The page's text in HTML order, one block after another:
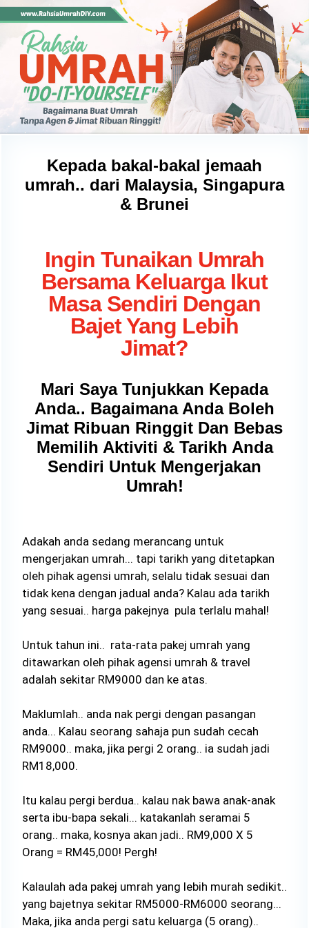
Kepada bakal-bakal jemaah
umrah.. dari Malaysia, Singapura
& Brunei
Ingin Tunaikan Umrah
Bersama Keluarga Ikut
Masa Sendiri Dengan
Bajet Yang Lebih
Jimat?
Mari Saya Tunjukkan Kepada
Anda.. Bagaimana Anda Boleh
Jimat Ribuan Ringgit Dan Bebas
Memilih Aktiviti & Tarikh Anda
Sendiri Untuk Mengerjakan
Umrah!
Adakah anda sedang merancang untuk
mengerjakan umrah... tapi tarikh yang ditetapkan
oleh pihak agensi umrah, selalu tidak sesuai dan
tidak kena dengan jadual anda? Kalau ada tarikh
yang sesuai.. harga pakejnya pula terlalu mahal!
Untuk tahun ini.. rata-rata pakej umrah yang
ditawarkan oleh pihak agensi umrah & travel
adalah sekitar RM9000 dan ke atas.
Maklumlah.. anda nak pergi dengan pasangan
anda... Kalau seorang sahaja pun sudah cecah
RM9000.. maka, jika pergi 2 orang.. ia sudah jadi
RM18,000.
Itu kalau pergi berdua.. kalau nak bawa anak-anak
serta ibu-bapa sekali... katakanlah seramai 5
orang.. maka, kosnya akan jadi.. RM9,000 X 5
Orang = RM45,000! Pergh!
Kalaulah ada pakej umrah yang lebih murah sedikit..
yang bajetnya sekitar RM5000-RM6000 seorang...
Maka, jika anda pergi satu keluarga (5 orang)..